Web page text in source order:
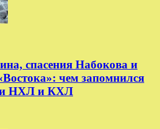
спасения Набокова и
чем запомнился
НХЛ и КХЛ